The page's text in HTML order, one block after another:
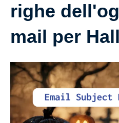
righe
mail per